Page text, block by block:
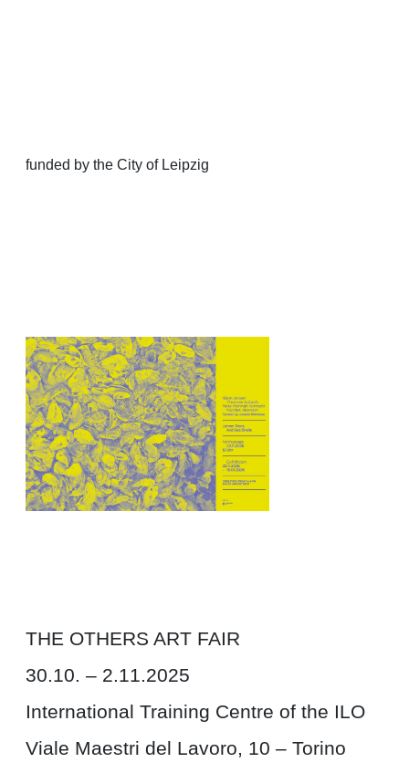
funded by the City of Leipzig
THE OTHERS ART FAIR
30.10. – 2.11.2025
International Training Centre of the ILO
Viale Maestri del Lavoro, 10 – Torino